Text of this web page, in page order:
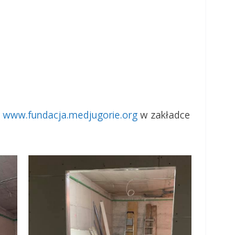
www.fundacja.medjugorie.org w zakładce